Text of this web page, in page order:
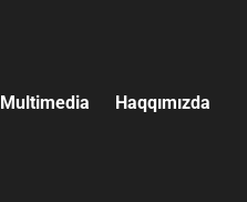
Multimedia
Haqqımızda